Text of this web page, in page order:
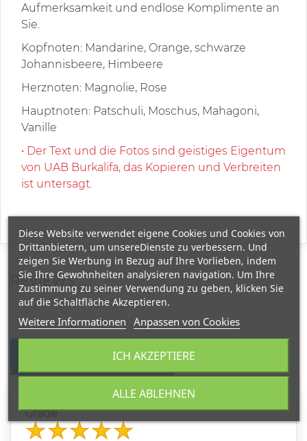
Aufmerksamkeit und endlose Komplimente an
Sie.
Kopfnoten: Mandarine, Orange, schwarze
Johannisbeere, Himbeere
Herznoten: Magnolie, Rose
Hauptnoten: Patschuli, Moschus, Mahagoni,
Vanille
• Der Text und die Fotos sind geistiges Eigentum
von UAB Burkalifa, das Kopieren und Verbreiten
ist untersagt.
REVIEWS
WRITE YOUR REVIEW
Grade
Diese Website verwendet eigene Cookies und Cookies von
Drittanbietern, um unsereDienste zu verbessern. Und
zeigen Sie Werbung in Bezug auf Ihre Vorlieben, indem
Sie Ihre Gewohnheiten analysieren navigation. Um Ihre
Zustimmung zu seiner Verwendung zu geben, klicken Sie
auf die Schaltfläche Akzeptieren.
Weitere Informationen Anpassen von Cookies
ALLE ABLEHNEN
ICH AKZEPTIERE